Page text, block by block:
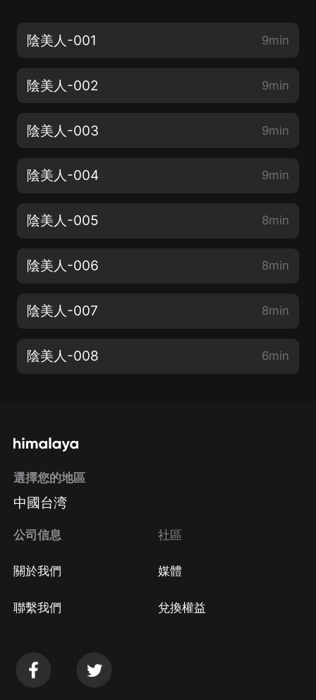
陰美人-001 9min
陰美人-002 9min
陰美人-003 9min
陰美人-004 9min
陰美人-005 8min
陰美人-006 8min
陰美人-007 8min
陰美人-008 6min
選擇您的地區
中國台湾
公司信息
關於我們
聯繫我們
社區
媒體
兌換權益